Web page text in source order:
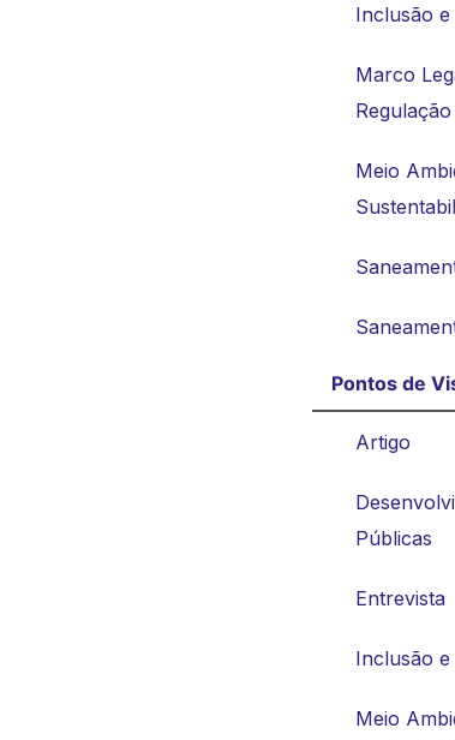
Inclusão
Marco
Regulação
Meio
Pontos de
Artigo
Públicas
Entrevista
Inclusão
Meio